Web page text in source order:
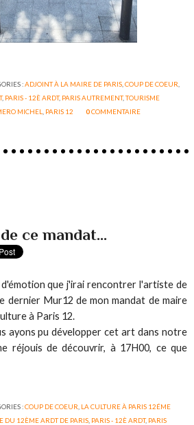
:ADJOINT À LA MAIRE DE PARIS, COUP DE COEUR
, PARIS - 12È ARDT, PARIS AUTREMENT,TOURISME
MICHEL PARIS 12 0COMMENTAIRE
ce mandat...
que j'irai rencontrer l'artiste de
Mur12 de mon mandat de maire
à Paris 12.
ayons pu développer cet art dans notre
réjouis de découvrir, à 17H00, ce que
:COUP DE COEUR LA CULTURE À PARIS 12ÉME
DU 12ÈME ARDT DE PARIS PARIS - 12È ARDT, PARIS